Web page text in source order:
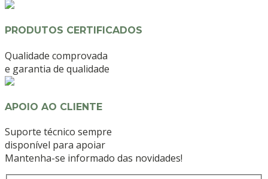
PRODUTOS CERTIFICADOS
Qualidade comprovada
e garantia de qualidade
APOIO AO CLIENTE
Suporte técnico sempre
disponível para apoiar
Mantenha-se informado das novidades!